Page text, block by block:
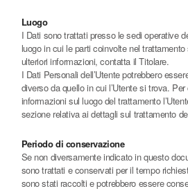
Luogo
I Dati sono trattati presso le sedi operative
luogo in cui le parti coinvolte nel
ulteriori informazioni, contatta il Titolare.
I Dati Personali dell’Utente potrebbero
diverso da quello in cui l’Utente si trova. Per
informazioni sul luogo del trattamento
sezione relativa ai dettagli sul trattamento
Periodo di conservazione
Se non diversamente indicato in questo
sono trattati e conservati per il tempo
sono stati raccolti e potrebbero essere